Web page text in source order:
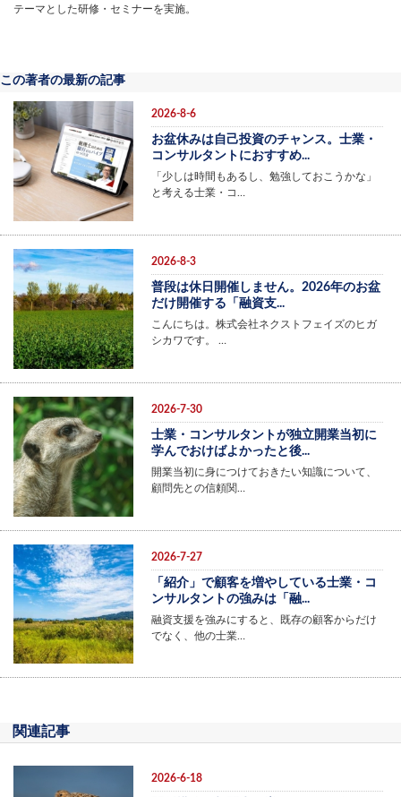
テーマとした研修・セミナーを実施。
この著者の最新の記事
2026-8-6
お盆休みは自己投資のチャンス。士業・
コンサルタントにおすすめ...
「少しは時間もあるし、勉強しておこうかな」
と考える士業・コ…
2026-8-3
普段は休日開催しません。2026年のお盆
だけ開催する「融資支...
こんにちは。株式会社ネクストフェイズのヒガ
シカワです。 …
2026-7-30
士業・コンサルタントが独立開業当初に
学んでおけばよかったと後...
開業当初に身につけておきたい知識について、
顧問先との信頼関…
2026-7-27
「紹介」で顧客を増やしている士業・コ
ンサルタントの強みは「融...
融資支援を強みにすると、既存の顧客からだけ
でなく、他の士業…
関連記事
2026-6-18